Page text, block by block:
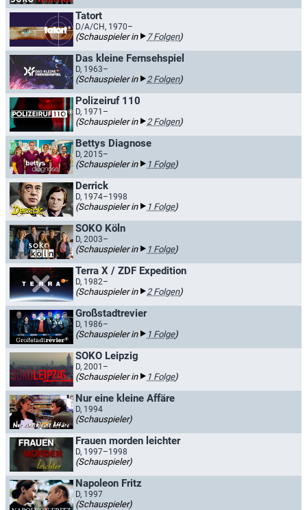
Tatort
D/A/CH, 1970–
(Schauspieler in 7 Folgen)
Das kleine Fernsehspiel
D, 1963–
(Schauspieler in 2 Folgen)
Polizeiruf 110
D, 1971–
(Schauspieler in 2 Folgen)
Bettys Diagnose
D, 2015–
(Schauspieler in 1 Folge)
Derrick
D, 1974–1998
(Schauspieler in 1 Folge)
SOKO Köln
D, 2003–
(Schauspieler in 1 Folge)
Terra X / ZDF Expedition
D, 1982–
(Schauspieler in 2 Folgen)
Großstadtrevier
D, 1986–
(Schauspieler in 1 Folge)
SOKO Leipzig
D, 2001–
(Schauspieler in 1 Folge)
Nur eine kleine Affäre
D, 1994
(Schauspieler)
Frauen morden leichter
D, 1997–1998
(Schauspieler)
Napoleon Fritz
D, 1997
(Schauspieler)